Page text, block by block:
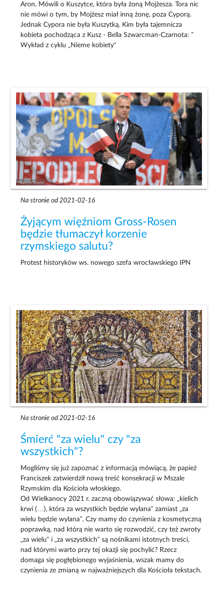
Aron. Mówili o Kuszytce, która była żoną Mojżesza. Tora nic
nie mówi o tym, by Mojżesz miał inną żonę, poza Cyporą.
Jednak Cypora nie była Kuszytką. Kim była tajemnicza
kobieta pochodząca z Kusz - Bella Szwarcman-Czarnota: ”
Wykład z cyklu „Nieme kobiety“
Na stronie od 2021-02-16
Żyjącym więźniom Gross-Rosen
będzie tłumaczył korzenie
rzymskiego salutu?
Protest historyków ws. nowego szefa wrocławskiego IPN
Na stronie od 2021-02-16
Śmierć "za wielu" czy "za
wszystkich"?
Mogliśmy się już zapoznać z informacją mówiącą, że papież
Franciszek zatwierdził nową treść konsekracji w Mszale
Rzymskim dla Kościoła włoskiego.
Od Wielkanocy 2021 r. zaczną obowiązywać słowa: „kielich
krwi (…), która za wszystkich będzie wylana” zamiast „za
wielu będzie wylana”. Czy mamy do czynienia z kosmetyczną
poprawką, nad którą nie warto się rozwodzić, czy też zwroty
„za wielu” i „za wszystkich” są nośnikami istotnych treści,
nad którymi warto przy tej okazji się pochylić? Rzecz
domaga się pogłębionego wyjaśnienia, wszak mamy do
czynienia ze zmianą w najważniejszych dla Kościoła tekstach.